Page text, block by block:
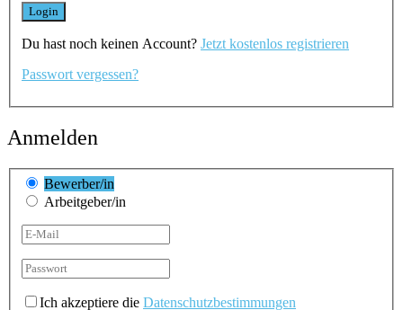
Du hast noch keinen Account? Jetzt kostenlos registrieren
Passwort vergessen?
Anmelden
Bewerber/in
Arbeitgeber/in
Ich akzeptiere die Datenschutzbestimmungen